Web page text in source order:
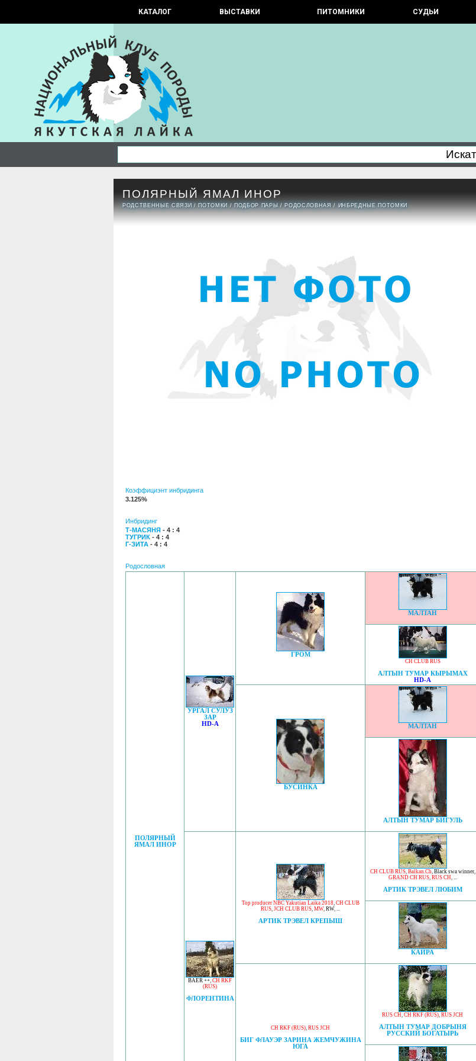
КАТАЛОГ ВЫСТАВКИ ПИТОМНИКИ СУДЬИ
ПОЛЯРНЫЙ ЯМАЛ ИНОР
РОДСТВЕННЫЕ СВЯЗИ /ПОТОМКИ /ПОДБОР ПАРЫ /РОДОСЛОВНАЯ /ИНБРЕДНЫЕ ПОТОМКИ
Коэффициэнт инбридинга
3.125%
Инбридинг
Т-МАСЯНЯ - 4 : 4
ТУГРИК - 4 : 4
Г-ЗИТА - 4 : 4
Родословная
ПОЛЯРНЫЙ
ЯМАЛ ИНОР
УРГАЛ СУЛУЗ
ЗАР
HD-A
ГРОМ
МАЛТАН
CH CLUB RUS
АЛТЫН ТУМАР КЫРЫМАХ
HD-A
БУСИНКА
МАЛТАН
АЛТЫН ТУМАР БИГУЛЬ
BAER ++, CH RKF
(RUS)
ФЛОРЕНТИНА
Top producer NBC Yakutian Laika 2018, CH CLUB
RUS, JCH CLUB RUS, MW, RW, ...
АРТИК ТРЭВЕЛ КРЕПЫШ
CH CLUB RUS, Balkan.Ch, Black swa winner,
GRAND CH RUS, RUS CH, ...
АРТИК ТРЭВЕЛ ЛЮБИМ
КАЙРА
CH RKF (RUS), RUS JCH
БИГ ФЛАУЭР ЗАРИНА ЖЕМЧУЖИНА
ЮГА
RUS CH, CH RKF (RUS), RUS JCH
АЛТЫН ТУМАР ДОБРЫНЯ
РУССКИЙ БОГАТЫРЬ